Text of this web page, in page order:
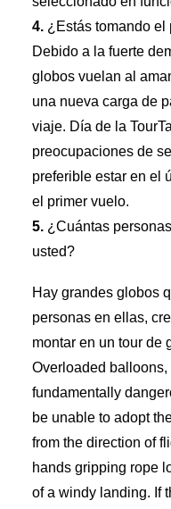
4. ¿Estás tomando el
Debido a la fuerte
globos vuelan al
una nueva carga de
viaje. Día de la Tour
preocupaciones de
preferible estar en el
el primer vuelo.
5. ¿Cuántas
usted?
Hay grandes globos
personas en ellas,
montar en un tour de
Overloaded
fundamentally
be unable to adopt
from the direction of
hands gripping rope
of a windy landing. If